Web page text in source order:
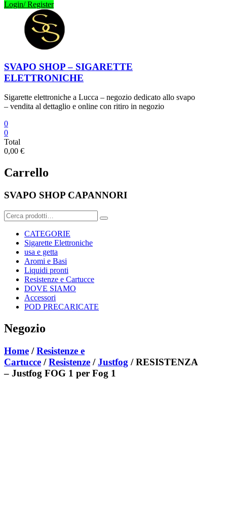
Login/ Register
SVAPO SHOP – SIGARETTE
ELETTRONICHE
Sigarette elettroniche a Lucca – negozio dedicato allo svapo
– vendita al dettaglio e online con ritiro in negozio
0
0
Total
0,00 €
Carrello
SVAPO SHOP CAPANNORI
Cerca:
CATEGORIE
Sigarette Elettroniche
usa e getta
Aromi e Basi
Liquidi pronti
Resistenze e Cartucce
DOVE SIAMO
Accessori
POD PRECARICATE
Negozio
Home /Resistenze e
Cartucce /Resistenze /Justfog / RESISTENZA
– Justfog FOG 1 per Fog 1